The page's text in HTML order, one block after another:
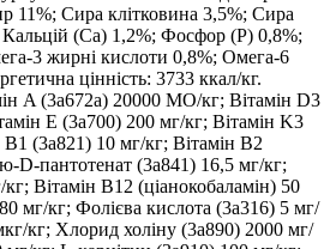
11%; Сира клітковина 3,5%; Сира
Кальцій (Ca) 1,2%; Фосфор (P) 0,8%;
3 жирні кислоти 0,8%; Омега-6
цінність: 3733 ккал/кг.
A (3a672a) 20000 МО/кг; Вітамін D3
E (3a700) 200 мг/кг; Вітамін K3
(3a821) 10 мг/кг; Вітамін B2
D-пантотенат (3a841) 16,5 мг/кг;
Вітамін B12 (ціанокобаламін) 50
мг/кг; Фолієва кислота (3a316) 5 мг/
кг; Хлорид холіну (3a890) 2000 мг/